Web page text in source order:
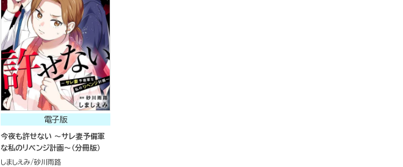
電子版
今夜も許せない ～サレ妻予備軍
な私のリベンジ計画～（分冊版）
しましえみ 砂川雨路